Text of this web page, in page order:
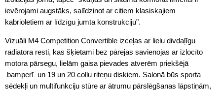
ievērojami augstāks, salīdzinot ar citiem klasiskajiem
kabrioletiem ar līdzīgu jumta konstrukciju".
Vizuāli M4 Competition Convertible izceļas ar lielu divdaļīgu
radiatora resti, kas šķietami bez pārejas savienojas ar izlocīto
motora pārsegu, lielām gaisa pievades atverēm priekšējā
bamperī un 19 un 20 collu riteņu diskiem. Salonā būs sporta
sēdekļi un multifunkciju stūre ar ātrumu pārslēgšanas lāpstiņām,